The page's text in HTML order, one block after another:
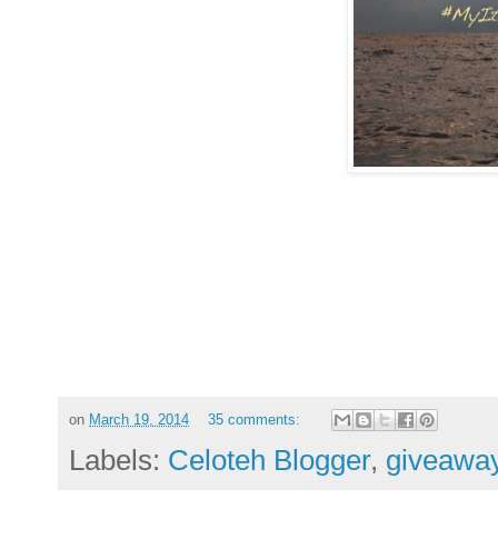
on March 19, 2014 35 comments:
Labels: Celoteh Blogger,